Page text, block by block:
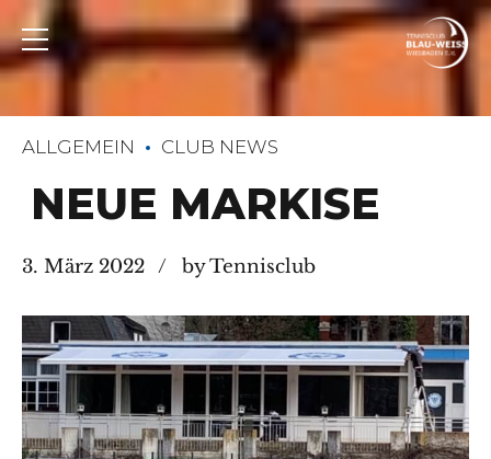
ALLGEMEIN CLUB NEWS
NEUE MARKISE
3. März 2022 by Tennisclub